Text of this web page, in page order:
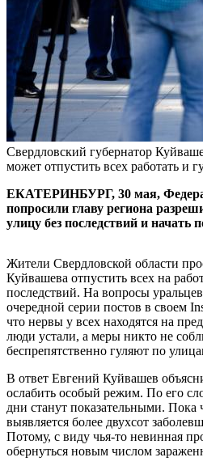
Свердловский губернатор
может отпустить всех работать и
ЕКАТЕРИНБУРГ, 30 мая,
попросили главу региона
улицу без последствий и начать
Жители Свердловской области
Куйвашева отпустить всех на
последствий. На вопросы
очередной серии постов в своем
что нервы у всех находятся на
люди устали, а меры никто не
беспрепятственно гуляют по
В ответ Евгений Куйвашев
ослабить особый режим. По его
дни станут показательными. Пока
выявляется более двухсот
Потому, с виду чья-то невинная
обернуться новым числом